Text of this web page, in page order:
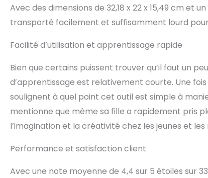
tricoter le I
clientèle
Détendez
rendre
de tricot
pour les
amis ou
par Le
Avec des dimensions de 32,18 x 22 x 15,49 cm
transporté facilement et suffisamment lourd
Facilité d’utilisation et apprentissage rapide
Bien que certains puissent trouver qu’il faut un
d’apprentissage est relativement courte. Une
soulignent à quel point cet outil est simple à
mentionne que même sa fille a rapidement pris
l’imagination et la créativité chez les jeunes et les
Performance et satisfaction client
Avec une note moyenne de 4,4 sur 5 étoiles sur